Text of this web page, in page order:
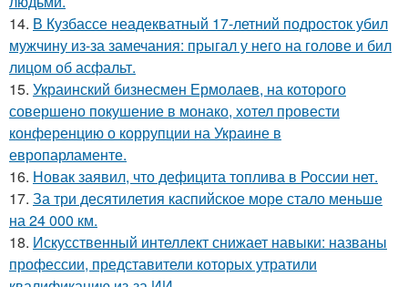
14. В Кузбассе неадекватный 17-летний подросток убил
мужчину из-за замечания: прыгал у него на голове и бил
лицом об асфальт.
15. Украинский бизнесмен Ермолаев, на которого
совершено покушение в монако, хотел провести
конференцию о коррупции на Украине в
европарламенте.
16. Новак заявил, что дефицита топлива в России нет.
17. За три десятилетия каспийское море стало меньше
на 24 000 км.
18. Искусственный интеллект снижает навыки: названы
профессии, представители которых утратили